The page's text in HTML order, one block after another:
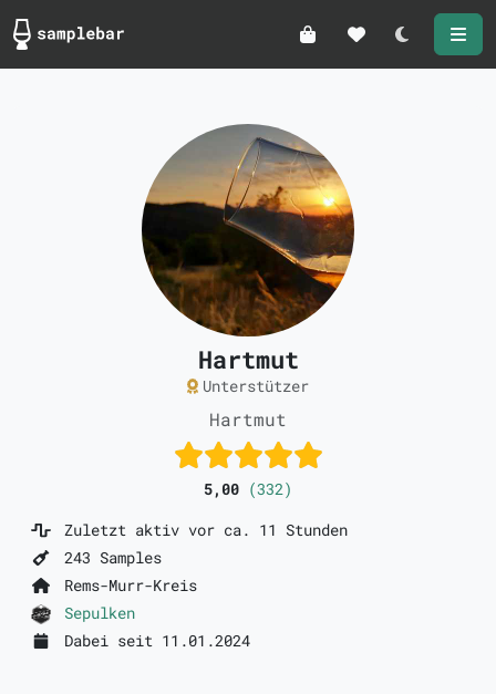
Darkmode
Hartmut
Unterstützer
Hartmut
5,00 (332)
Zuletzt aktiv vor ca. 11 Stunden
243 Samples
Rems-Murr-Kreis
Sepulken
Dabei seit 11.01.2024